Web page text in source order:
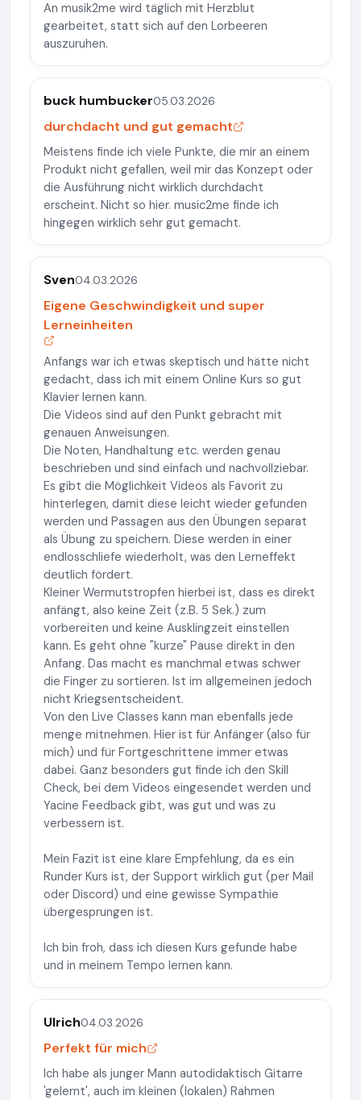
An musik2me wird täglich mit Herzblut
gearbeitet, statt sich auf den Lorbeeren
auszuruhen.
buck humbucker05.03.2026
durchdacht und gut gemacht
Meistens finde ich viele Punkte, die mir an einem
Produkt nicht gefallen, weil mir das Konzept oder
die Ausführung nicht wirklich durchdacht
erscheint. Nicht so hier. music2me finde ich
hingegen wirklich sehr gut gemacht.
Sven04.03.2026
Eigene Geschwindigkeit und super
Lerneinheiten
Anfangs war ich etwas skeptisch und hätte nicht
gedacht, dass ich mit einem Online Kurs so gut
Klavier lernen kann.
Die Videos sind auf den Punkt gebracht mit
genauen Anweisungen.
Die Noten, Handhaltung etc. werden genau
beschrieben und sind einfach und nachvollziebar.
Es gibt die Möglichkeit Videos als Favorit zu
hinterlegen, damit diese leicht wieder gefunden
werden und Passagen aus den Übungen separat
als Übung zu speichern. Diese werden in einer
endlosschliefe wiederholt, was den Lerneffekt
deutlich fördert.
Kleiner Wermutstropfen hierbei ist, dass es direkt
anfängt, also keine Zeit (z.B. 5 Sek.) zum
vorbereiten und keine Ausklingzeit einstellen
kann. Es geht ohne "kurze" Pause direkt in den
Anfang. Das macht es manchmal etwas schwer
die Finger zu sortieren. Ist im allgemeinen jedoch
nicht Kriegsentscheident.
Von den Live Classes kann man ebenfalls jede
menge mitnehmen. Hier ist für Anfänger (also für
mich) und für Fortgeschrittene immer etwas
dabei. Ganz besonders gut finde ich den Skill
Check, bei dem Videos eingesendet werden und
Yacine Feedback gibt, was gut und was zu
verbessern ist.
Mein Fazit ist eine klare Empfehlung, da es ein
Runder Kurs ist, der Support wirklich gut (per Mail
oder Discord) und eine gewisse Sympathie
übergesprungen ist.
Ich bin froh, dass ich diesen Kurs gefunde habe
und in meinem Tempo lernen kann.
Ulrich04.03.2026
Perfekt für mich
Ich habe als junger Mann autodidaktisch Gitarre
'gelernt', auch im kleinen (lokalen) Rahmen